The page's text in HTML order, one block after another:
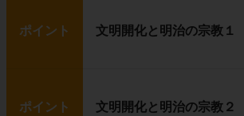
ポイント 文明開化と明治の宗教１
ポイント 文明開化と明治の宗教２